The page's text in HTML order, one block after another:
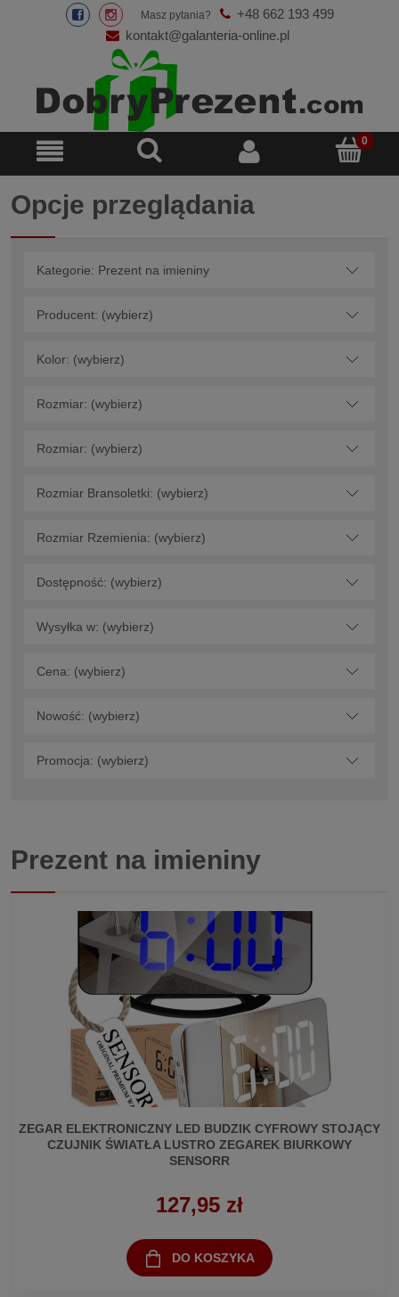
Masz pytania?
+48 662 193 499
kontakt@galanteria-online.pl
Opcje przeglądania
Kategorie: Prezent na imieniny
Producent: (wybierz)
Kolor: (wybierz)
Rozmiar: (wybierz)
Rozmiar: (wybierz)
Rozmiar Bransoletki: (wybierz)
Rozmiar Rzemienia: (wybierz)
Dostępność: (wybierz)
Wysyłka w: (wybierz)
Cena: (wybierz)
Nowość: (wybierz)
Promocja: (wybierz)
Prezent na imieniny
ZEGAR ELEKTRONICZNY LED BUDZIK CYFROWY STOJĄCY
CZUJNIK ŚWIATŁA LUSTRO ZEGAREK BIURKOWY
SENSORR
127,95 zł
DO KOSZYKA